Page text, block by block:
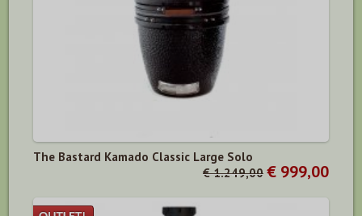
The Bastard Kamado Classic Large Solo
€ 1.249,00 € 999,00